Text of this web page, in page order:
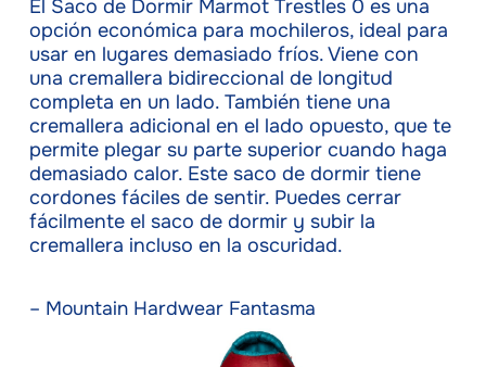
El Saco de Dormir Marmot Trestles 0 es una
opción económica para mochileros, ideal para
usar en lugares demasiado fríos. Viene con
una cremallera bidireccional de longitud
completa en un lado. También tiene una
cremallera adicional en el lado opuesto, que te
permite plegar su parte superior cuando haga
demasiado calor. Este saco de dormir tiene
cordones fáciles de sentir. Puedes cerrar
fácilmente el saco de dormir y subir la
cremallera incluso en la oscuridad.
– Mountain Hardwear Fantasma